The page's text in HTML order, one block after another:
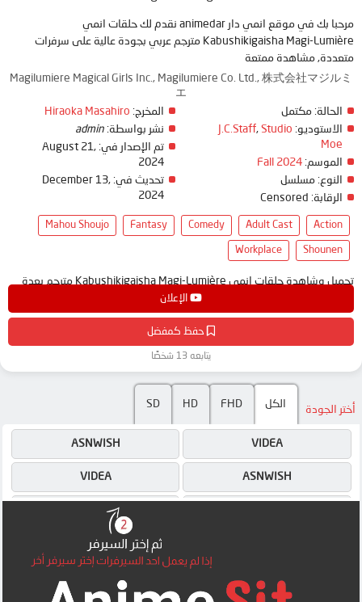
الإعلان
حفظ كمفضل
يتابعه 13 شخصًا
مرحبا بك في موقع انمي دار animedar نقدم لك حلقات انمي
Kabushikigaisha Magi-Lumière مترجم عربي بجودة عالية على سرفرات
متعددة, مشاهدة ممتعة
Magilumiere Magical Girls Inc., Magilumiere Co. Ltd., 株式会社マジルミ
エ
الحالة: مكتمل
الاستوديو:
J.C.Staff, Studio
Moe
الموسم: Fall 2024
النوع: مسلسل
الرقابة:
المخرج: Hiraoka Masahiro
نشر بواسطة: admin
تم الإصدار في: August 21,
2024
تحديث في: December 13,
2024
Action
Adult Cast
Comedy
Fantasy
Mahou Shoujo
Shounen
Workplace
تحميل وشاهدة حلقات انمي Kabushikigaisha Magi-Lumière مترجم بعدة
أختر الجودة الكل FHD
HD
SD
OK
VIDEA
ASNWISH
ASNWISH
VIDEA
4SHARED